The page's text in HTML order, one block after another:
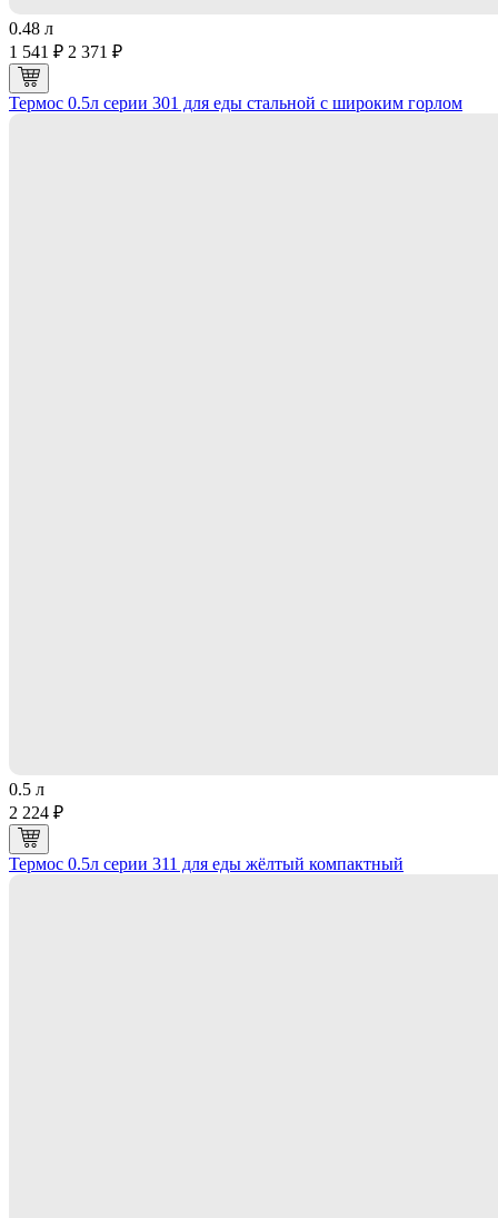
0.48 л
1 541 ₽ 2 371 ₽
Термос 0.5л серии 301 для еды стальной с широким горлом
0.5 л
2 224 ₽
Термос 0.5л серии 311 для еды жёлтый компактный